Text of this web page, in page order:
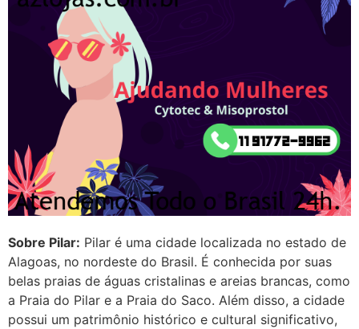
Sobre Pilar: Pilar é uma cidade localizada no estado de
Alagoas, no nordeste do Brasil. É conhecida por suas
belas praias de águas cristalinas e areias brancas, como
a Praia do Pilar e a Praia do Saco. Além disso, a cidade
possui um patrimônio histórico e cultural significativo,
depois que para de menstruar
começa a sair um líquido
transparente, se é normal ?
22/05/2026 17:10:05
(879121**** em
http://www.proaborto.com)
Deve ser normal
22/05/2026 17:19:15
(879121**** em
http://www.proaborto.com)
Eu acho, não sei
22/05/2026 17:19:16